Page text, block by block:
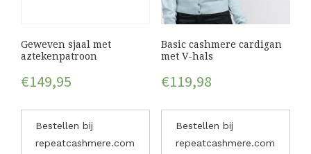
Geweven sjaal met
aztekenpatroon
€149,95
Bestellen bij
repeatcashmere.com
Basic cashmere cardigan
met V-hals
€119,98
Bestellen bij
repeatcashmere.com